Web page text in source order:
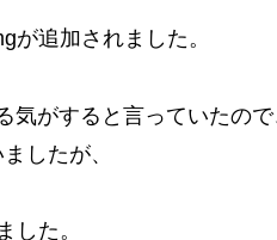
追加されました。
気がすると言っていたの
したが、
した。